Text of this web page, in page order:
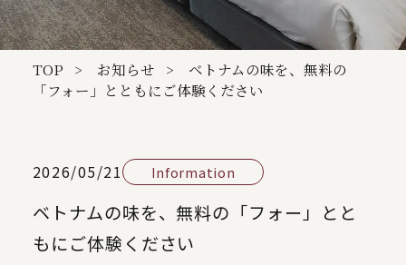
TOP お知らせ
ベトナムの味を、無料の
「フォー」とともにご体験ください
2026/05/21 Information
ベトナムの味を、無料の「フォー」とと
もにご体験ください